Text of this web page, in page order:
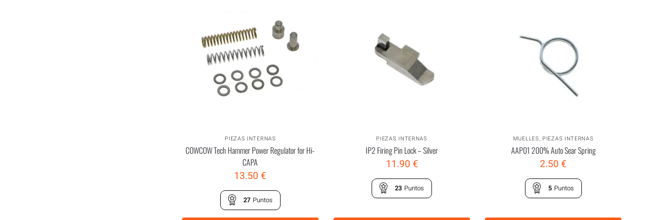
PIEZAS INTERNAS
COWCOW Tech Hammer Power Regulator for Hi-
CAPA
13.50 €
27 Puntos
PIEZAS INTERNAS
IP2 Firing Pin Lock – Silver
11.90 €
23 Puntos
MUELLES, PIEZAS INTERNAS
AAP01 200% Auto Sear Spring
2.50 €
5 Puntos